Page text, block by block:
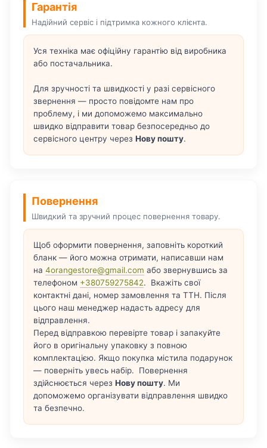
Гарантія
Надійний сервіс і підтримка кожного клієнта.
Уся техніка має офіційну гарантію від виробника
або постачальника.
Для зручності та швидкості у разі сервісного
звернення — просто повідомте нам про
проблему, і ми допоможемо максимально
швидко відправити товар безпосередньо до
сервісного центру через Нову пошту.
Повернення
Швидкий та зручний процес повернення товару.
Щоб оформити повернення, заповніть короткий
бланк — його можна отримати, написавши нам
на 4orangestore@gmail.com або звернувшись за
телефоном +380759275842. Вкажіть свої
контактні дані, номер замовлення та ТТН. Після
цього наш менеджер надасть адресу для
відправлення.
Перед відправкою перевірте товар і запакуйте
його в оригінальну упаковку з повною
комплектацією. Якщо покупка містила подарунок
— поверніть увесь набір. Повернення
здійснюється через Нову пошту. Ми
допоможемо організувати відправлення швидко
та безпечно.